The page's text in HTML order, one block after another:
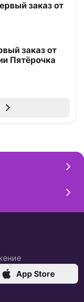
заказ от
заказ от
Пятёрочка
App Store